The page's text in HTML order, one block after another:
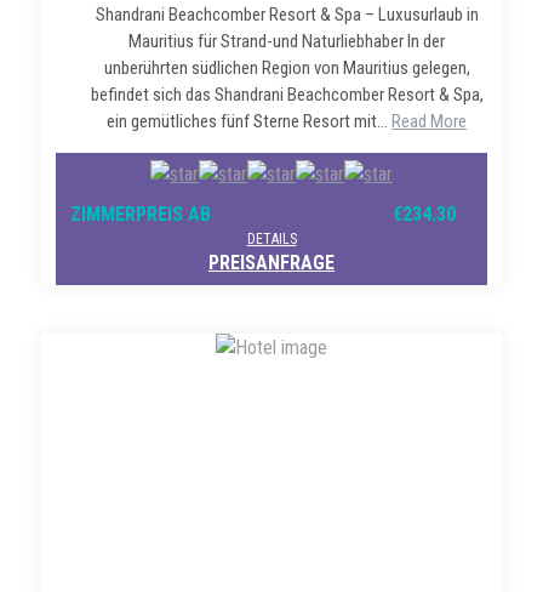
Shandrani Beachcomber Resort & Spa – Luxusurlaub in
Mauritius für Strand-und Naturliebhaber In der
unberührten südlichen Region von Mauritius gelegen,
befindet sich das Shandrani Beachcomber Resort & Spa,
ein gemütliches fünf Sterne Resort mit... Read More
ZIMMERPREIS AB €234.30
DETAILS
PREISANFRAGE